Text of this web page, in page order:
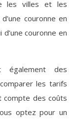
les villes et les
couronne en
couronne en
également des
les tarifs
compte des coûts
optez pour un